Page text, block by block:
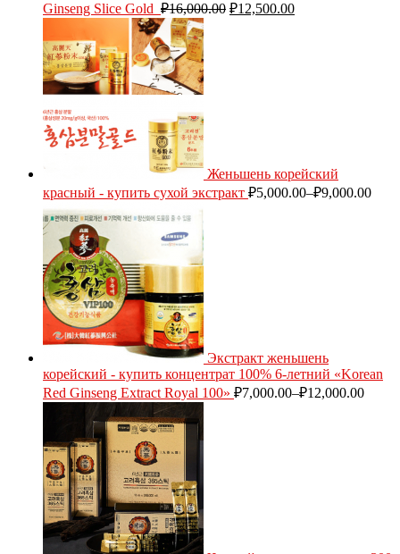
Ginseng Slice Gold ₽16,000.00 ₽12,500.00
Женьшень корейский
красный - купить сухой экстракт ₽5,000.00–₽9,000.00
Экстракт женьшень
корейский - купить концентрат 100% 6-летний «Korean
Red Ginseng Extract Royal 100» ₽7,000.00–₽12,000.00